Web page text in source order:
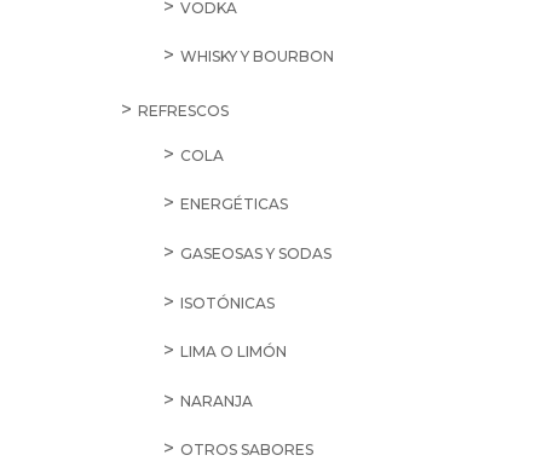
VODKA
WHISKY Y BOURBON
REFRESCOS
COLA
ENERGÉTICAS
GASEOSAS Y SODAS
ISOTÓNICAS
LIMA O LIMÓN
NARANJA
OTROS SABORES